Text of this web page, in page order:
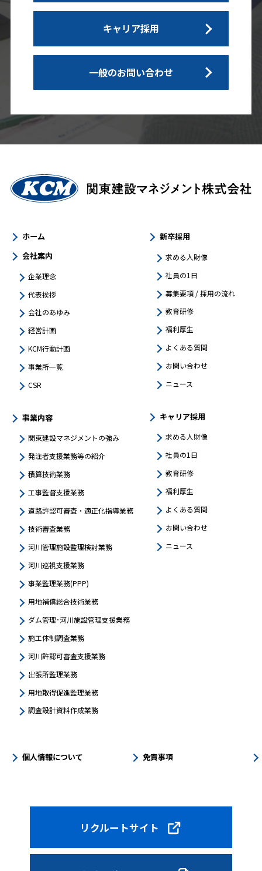
キャリア採用
一般のお問い合わせ
ホーム
会社案内
企業理念
代表挨拶
会社のあゆみ
経営計画
KCM行動計画
事業所一覧
CSR
事業内容
関東建設マネジメントの強み​
発注者支援業務等の紹介
積算技術業務
工事監督支援業務
道路許認可審査・適正化指導業務
技術審査業務
河川管理施設監理検討業務
河川巡視支援業務
事業監理業務(PPP)
用地補償総合技術業務
ダム管理･河川施設管理支援業務
施工体制調査業務
河川許認可審査支援業務
出張所監理業務
用地取得促進監理業務
調査設計資料作成業務
新卒採用
求める人財像
社員の1日
募集要項 / 採用の流れ
教育研修
福利厚生
よくある質問
お問い合わせ
ニュース
キャリア採用
求める人財像
社員の1日
教育研修
福利厚生
よくある質問
お問い合わせ
ニュース
個人情報について 免責事項
リクルートサイト